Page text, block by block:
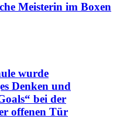
Meisterin im Boxen
wurde
Denken und
bei der
offenen Tür